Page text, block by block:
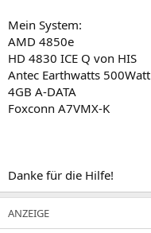
Mein System:
AMD 4850e
HD 4830 ICE Q von HIS
Antec Earthwatts 500Watt
4GB A-DATA
Foxconn A7VMX-K
Danke für die Hilfe!